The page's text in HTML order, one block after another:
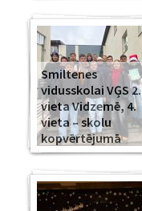
Smiltenes
vidusskolai VĢS 2.
vieta Vidzemē, 4.
vieta – skolu
kopvērtējumā